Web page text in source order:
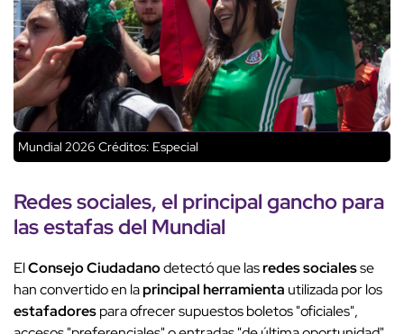
Mundial 2026 Créditos: Especial
Redes sociales, el principal ganchopara
lasestafas del Mundial
ElConsejo Ciudadanodetectó que lasredes socialesse
han convertido en laprincipal herramienta utilizada por los
estafadorespara ofrecer supuestos boletos "oficiales",